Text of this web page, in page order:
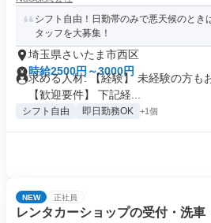
シフト自由！日勤帯のみで悪天候のとき
タッフを大募集！
埼玉県さいたま市西区
時給2500円～3000円
求める人材: 【経験】 未経験の方も
【歓迎要件】 下記経...
シフト自由 即日勤務OK +1個
NEW 正社員
レンタカーショップの受付・洗車